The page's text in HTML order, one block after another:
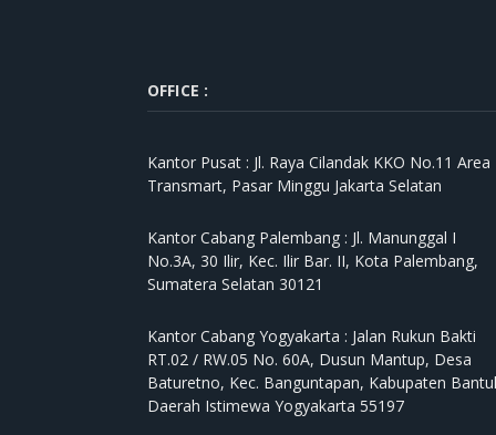
OFFICE :
Kantor Pusat : Jl. Raya Cilandak KKO No.11 Area
Transmart, Pasar Minggu Jakarta Selatan
Kantor Cabang Palembang : Jl. Manunggal I
No.3A, 30 Ilir, Kec. Ilir Bar. II, Kota Palembang,
Sumatera Selatan 30121
Kantor Cabang Yogyakarta : Jalan Rukun Bakti
RT.02 / RW.05 No. 60A, Dusun Mantup, Desa
Baturetno, Kec. Banguntapan, Kabupaten
Daerah Istimewa Yogyakarta 55197